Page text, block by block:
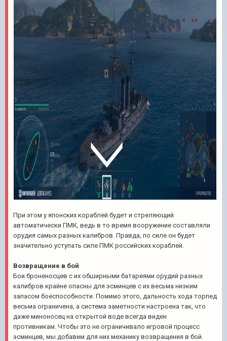
При этом у японских кораблей будет и стреляющий
автоматически ПМК, ведь в то время вооружение составляли
орудия самых разных калибров. Правда, по силе он будет
значительно уступать силе ПМК российских кораблей.
Возвращение в бой
Бои броненосцев с их обширными батареями орудий разных
калибров крайне опасны для эсминцев с их весьма низким
запасом боеспособности. Помимо этого, дальность хода торпед
весьма ограничена, а система заметности настроена так, что
даже миноносец на открытой воде всегда виден
противникам. Чтобы это не ограничивало игровой процесс
эсминцев, мы добавим для них механику возвращения в бой.